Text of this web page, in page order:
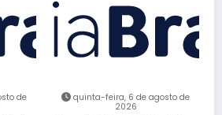
de
quinta-feira, 6 de agosto de
2026